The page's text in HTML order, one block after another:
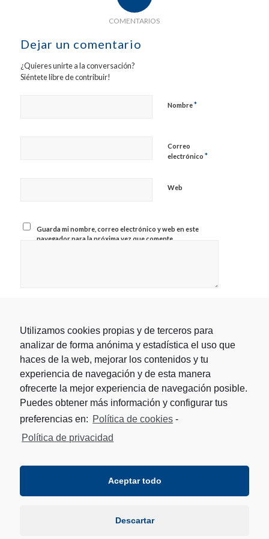
COMENTARIOS
Dejar un comentario
¿Quieres unirte a la conversación?
Siéntete libre de contribuir!
Nombre*
Correo
electrónico *
Web
Guarda mi nombre, correo electrónico y web en este
navegador para la próxima vez que comente.
Utilizamos cookies propias y de terceros para
analizar de forma anónima y estadística el uso que
haces de la web, mejorar los contenidos y tu
experiencia de navegación y de esta manera
ofrecerte la mejor experiencia de navegación posible.
Puedes obtener más información y configurar tus
preferencias en: Política de cookies -
Política de privacidad
Aceptar todo
Descartar